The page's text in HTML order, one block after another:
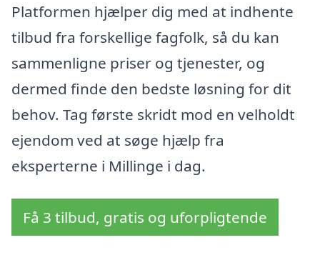
Platformen hjælper dig med at indhente
tilbud fra forskellige fagfolk, så du kan
sammenligne priser og tjenester, og
dermed finde den bedste løsning for dit
behov. Tag første skridt mod en velholdt
ejendom ved at søge hjælp fra
eksperterne i Millinge i dag.
Få 3 tilbud, gratis og uforpligtende